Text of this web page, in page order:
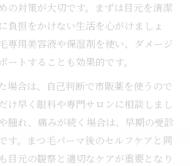
の対策が大切です。まずは目元を清潔
負担をかけない生活を心がけましょ
専用美容液や保湿剤を使い、ダメージ
ートすることも効果的です。
場合は、自己判断で市販薬を使うので
け早く眼科や専門サロンに相談しまし
腫れ、痛みが続く場合は、早期の受診
す。まつ毛パーマ後のセルフケアと同
目元の観察と適切なケアが重要となり